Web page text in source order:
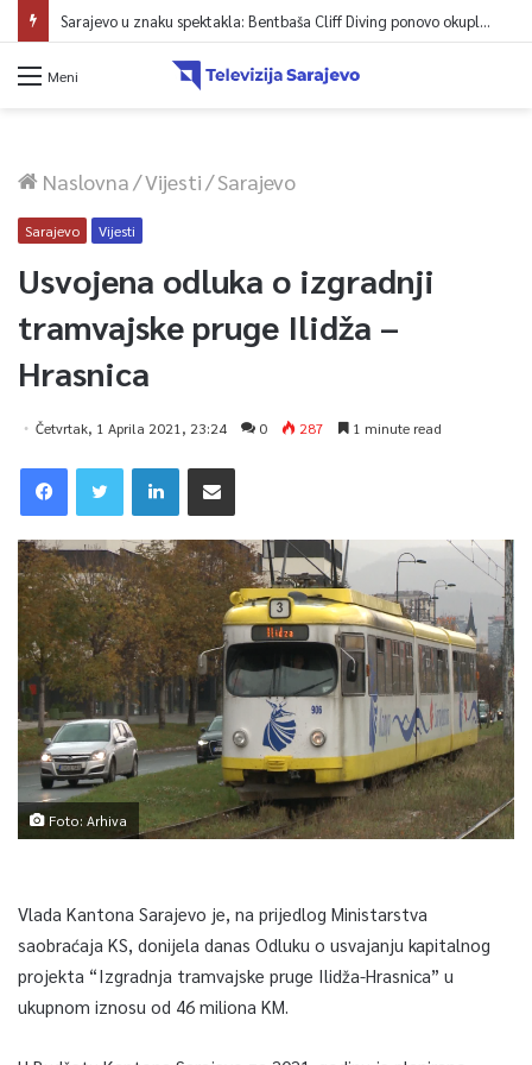
Sarajevo u znaku spektakla: Bentbaša Cliff Diving ponovo okuplja najbolje skakače i vrhunsku zabavu
Meni
Naslovna/Vijesti/Sarajevo
Sarajevo Vijesti
Usvojena odluka o izgradnji
tramvajske pruge Ilidža –
Hrasnica
Četvrtak, 1 Aprila 2021, 23:24 0 287 1 minute read
Foto: Arhiva
Vlada Kantona Sarajevo je, na prijedlog Ministarstva
saobraćaja KS, donijela danas Odluku o usvajanju kapitalnog
projekta “Izgradnja tramvajske pruge Ilidža-Hrasnica” u
ukupnom iznosu od 46 miliona KM.